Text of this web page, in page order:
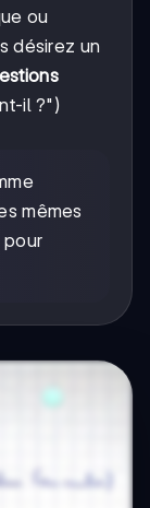
ou
désirez un
il ?")
mêmes
pour